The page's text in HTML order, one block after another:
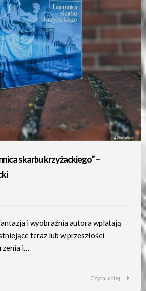
skarbu krzyżackiego” –
i wyobraźnia autora wplatają
teraz lub w przeszłości
i…
Czytaj dalej...